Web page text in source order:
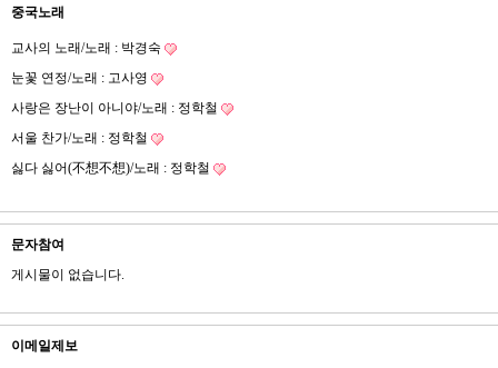
중국노래
교사의 노래/노래 : 박경숙
눈꽃 연정/노래 : 고사영
사랑은 장난이 아니야/노래 : 정학철
서울 찬가/노래 : 정학철
싫다 싫어(不想不想)/노래 : 정학철
문자참여
게시물이 없습니다.
이메일제보